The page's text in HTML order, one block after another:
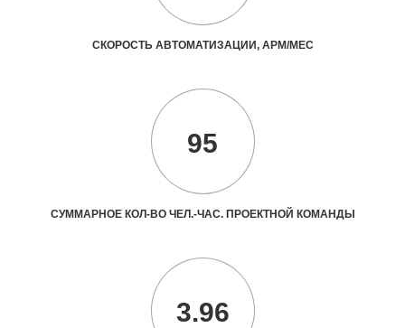
СКОРОСТЬ АВТОМАТИЗАЦИИ, АРМ/МЕС
95
СУММАРНОЕ КОЛ-ВО ЧЕЛ.-ЧАС. ПРОЕКТНОЙ КОМАНДЫ
3.96